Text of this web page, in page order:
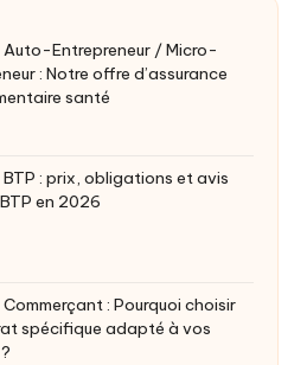
Auto-Entrepreneur / Micro-
: Notre offre d’assurance
santé
BTP : prix, obligations et avis
en 2026
Commerçant : Pourquoi choisir
spécifique adapté à vos